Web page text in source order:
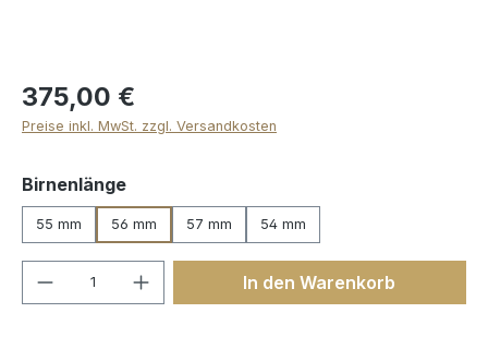
375,00 €
Preise inkl. MwSt. zzgl. Versandkosten
Birnenlängeauswählen
55 mm 56 mm 57 mm 54 mm
Produkt Anzahl: Gib denIn den Warenkorb